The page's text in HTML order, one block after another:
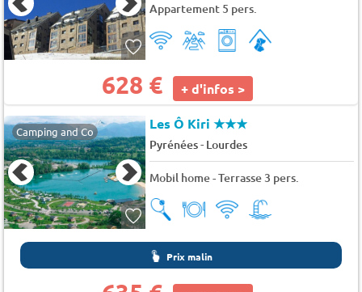
Appartement 5 pers.
628 € + d'infos >
Camping and Co Les Ô Kiri★★★
Pyrénées- Lourdes
Mobil home - Terrasse 3 pers.
Prix malin